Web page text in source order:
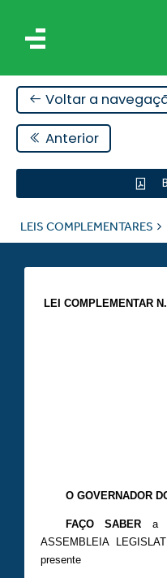
Voltar a
Anterior
LEIS COMPLEMENTARES
LEI COMPLEMENTAR
O GOVERNADOR
FAÇO SABER a
ASSEMBLEIA
presente